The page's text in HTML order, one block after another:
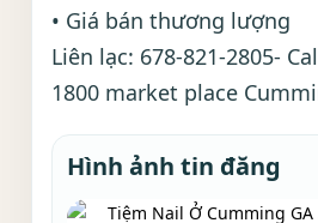
• Giá bán thương lượng
Liên lạc: 678-821-2805-
1800 market place
Hình ảnh tin đăng